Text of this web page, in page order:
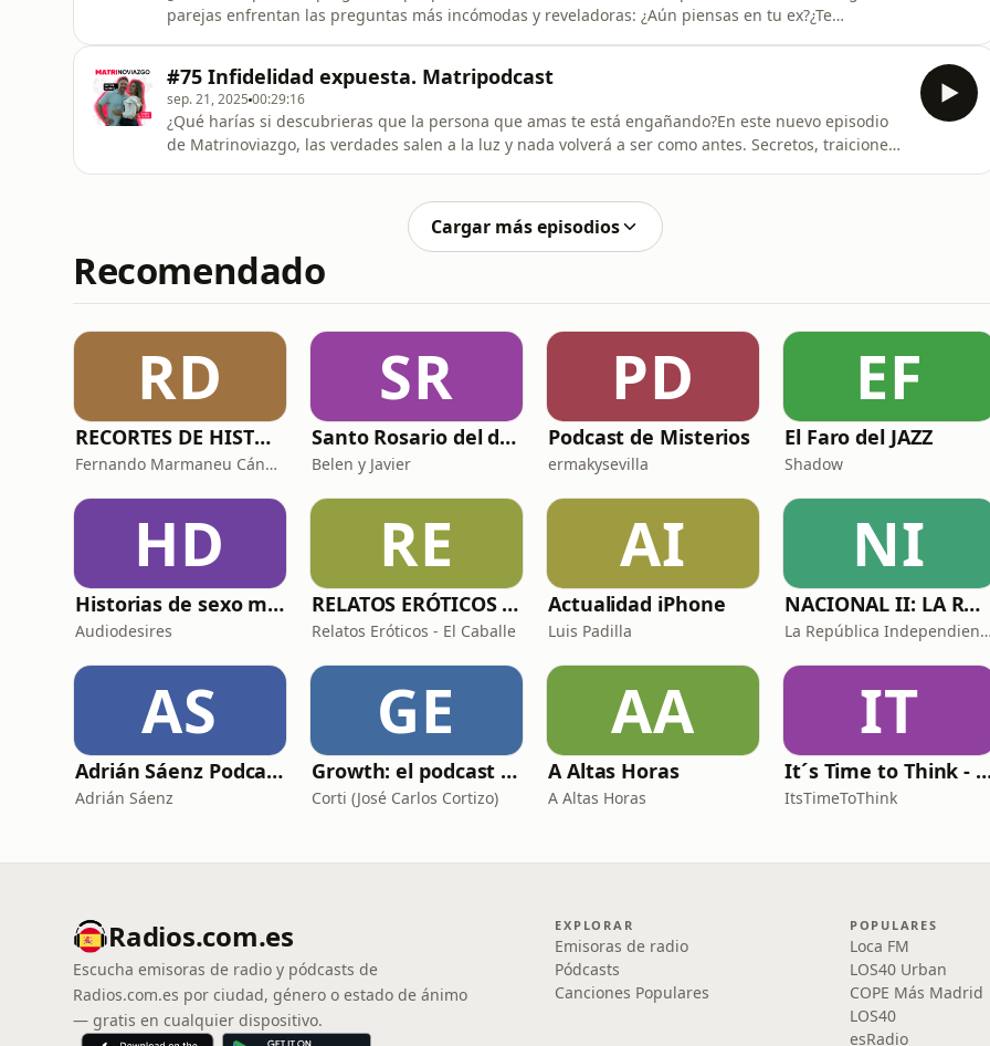
parejas enfrentan las preguntas más incómodas y reveladoras: ¿Aún piensas en tu ex?¿Te
despertar sin destruir lo
#75 Infidelidad expuesta. Matripodcast
sep. 21, 2025 00:29:16
¿Qué harías si descubrieras que la persona que amas te está engañando?En este nuevo episodio
de Matrinoviazgo, las verdades salen a la luz y nada volverá a ser como antes. Secretos, traiciones
Cargar más episodios
Recomendado
RD
RECORTES DE HISTORIA Y CIENCIA
Fernando Marmaneu Cánovas
SR
Santo Rosario del día. 🙏 Reza con nosotros en castellano 🇪🇸
Belen y Javier
PD
Podcast de Misterios
ermakysevilla
EF
El Faro del JAZZ
Shadow
HD
Historias de sexo muy intensas y calientes
Audiodesires
RE
RELATOS ERÓTICOS El Caballero Oscuro
Relatos Eróticos - El Caballe
AI
Actualidad iPhone
Luis Padilla
NI
NACIONAL II: LA RUTA DEL EXILIO
La República Independiente de la Radio
AS
Adrián Sáenz Podcast
Adrián Sáenz
GE
Growth: el podcast de Product Hackers 🚀
Corti (José Carlos Cortizo)
AA
A Altas Horas
A Altas Horas
IT
It´s Time to Think - ¿Nos
ItsTimeToThink
Radios.com.es
Escucha emisoras de radio y pódcasts de
Radios.com.es por ciudad, género o estado de ánimo
— gratis en cualquier dispositivo.
EXPLORAR
Emisoras de radio
Pódcasts
Canciones Populares
POPULARES
Loca FM
LOS40 Urban
COPE Más Madrid
LOS40
esRadio